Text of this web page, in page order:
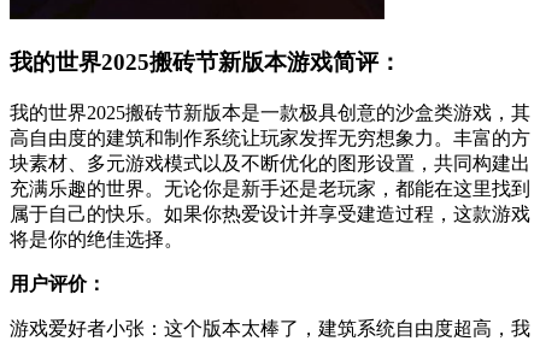
我的世界2025搬砖节新版本游戏简评：
我的世界2025搬砖节新版本是一款极具创意的沙盒类游戏，其
高自由度的建筑和制作系统让玩家发挥无穷想象力。丰富的方
块素材、多元游戏模式以及不断优化的图形设置，共同构建出
充满乐趣的世界。无论你是新手还是老玩家，都能在这里找到
属于自己的快乐。如果你热爱设计并享受建造过程，这款游戏
将是你的绝佳选择。
用户评价：
游戏爱好者小张：这个版本太棒了，建筑系统自由度超高，我